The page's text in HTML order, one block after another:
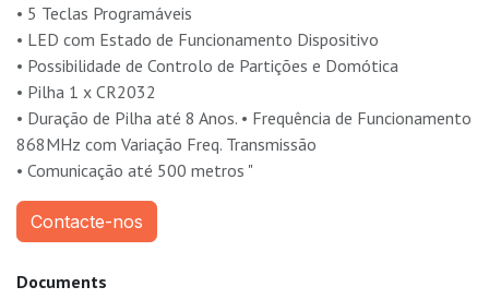
• 5 Teclas Programáveis
• LED com Estado de Funcionamento Dispositivo
• Possibilidade de Controlo de Partições e Domótica
• Pilha 1 x CR2032
• Duração de Pilha até 8 Anos. • Frequência de Funcionamento
868MHz com Variação Freq. Transmissão
• Comunicação até 500 metros "
Contacte-nos
Documents